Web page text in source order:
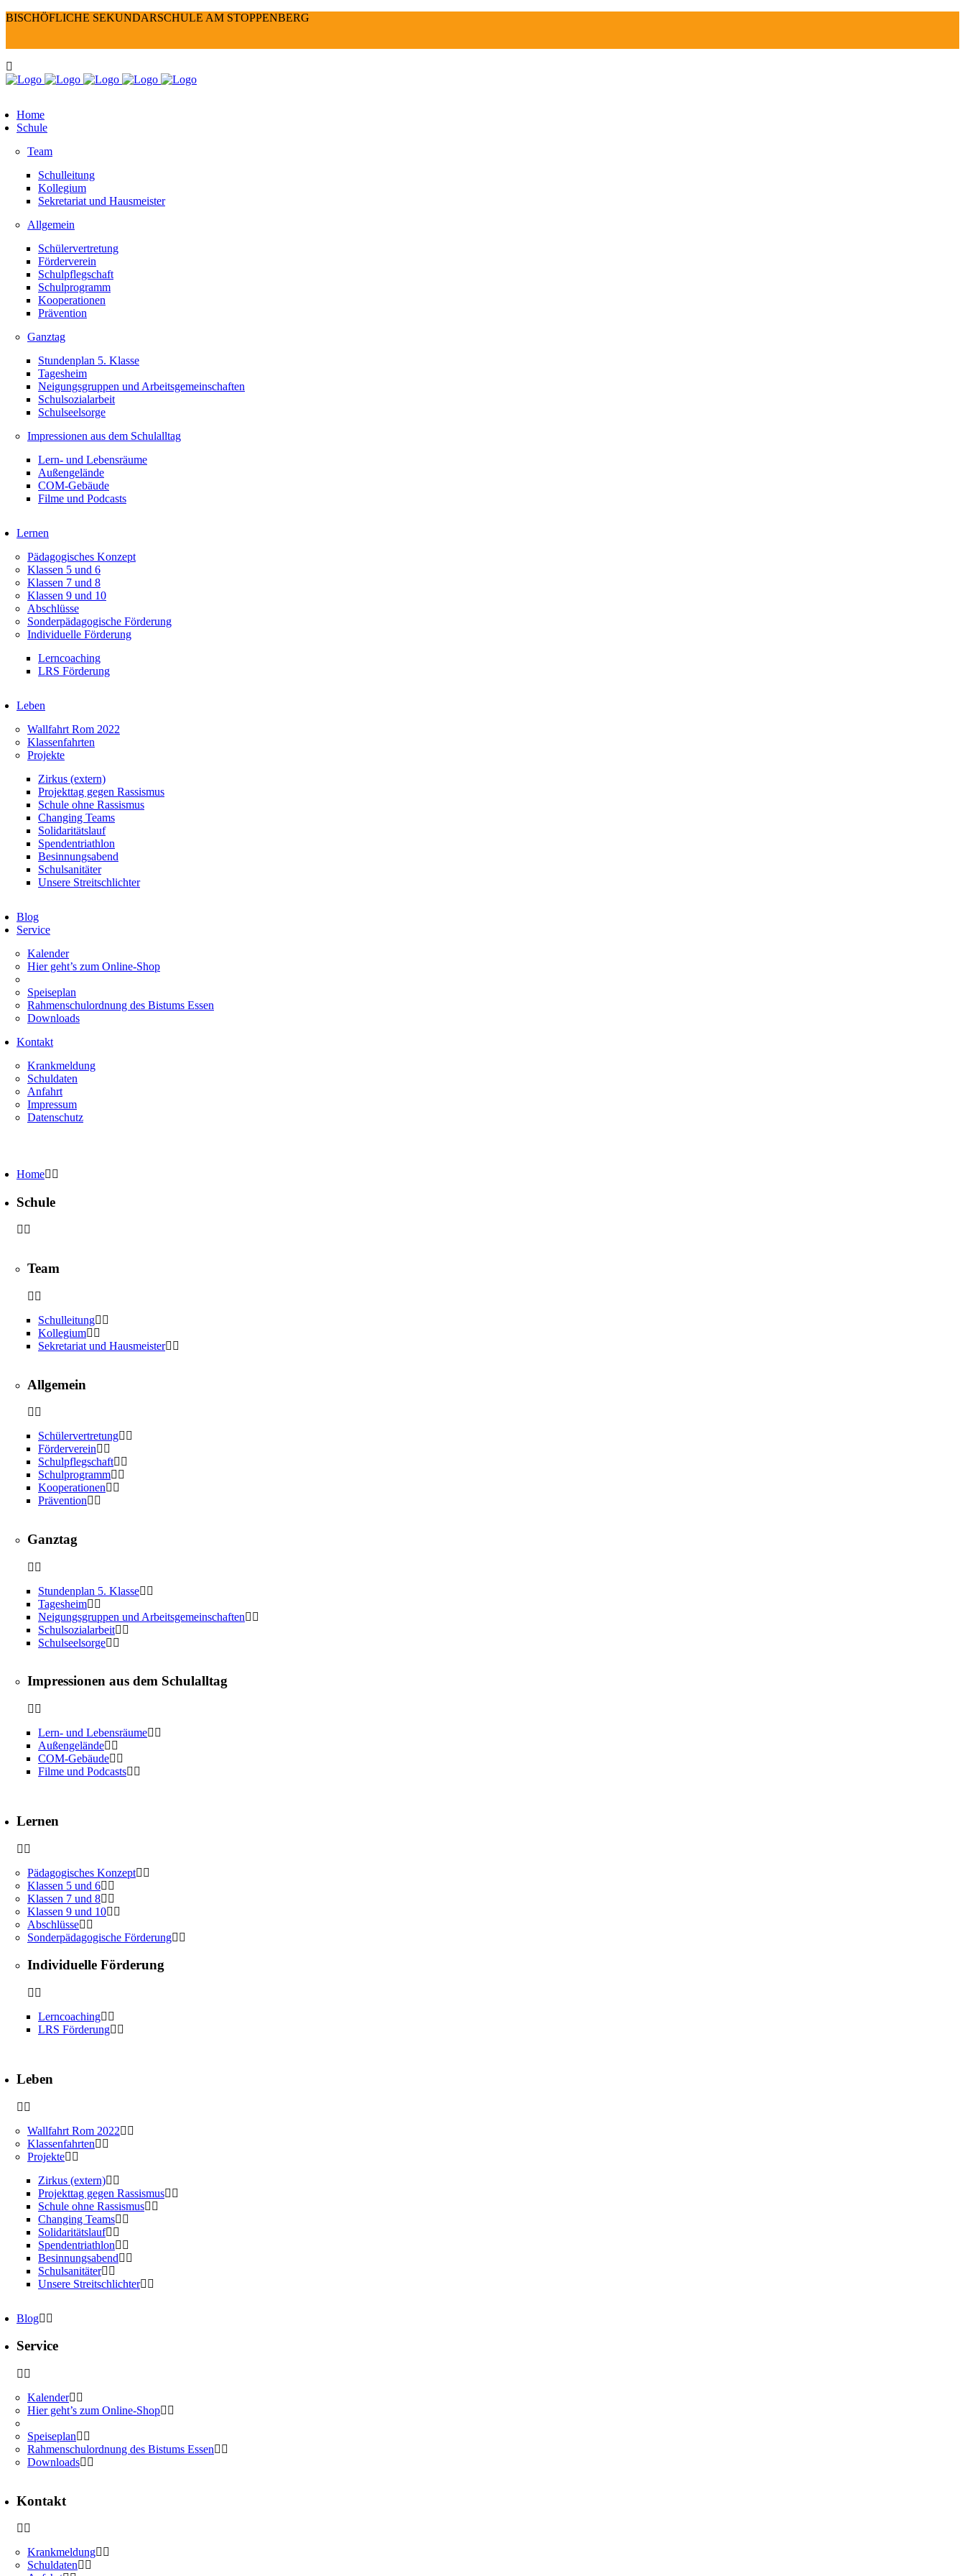
BISCHÖFLICHE SEKUNDARSCHULE AM STOPPENBERG
Home
Schule
Team
Schulleitung
Kollegium
Sekretariat und Hausmeister
Allgemein
Schülervertretung
Förderverein
Schulpflegschaft
Schulprogramm
Kooperationen
Prävention
Ganztag
Stundenplan 5. Klasse
Tagesheim
Neigungsgruppen und Arbeitsgemeinschaften
Schulsozialarbeit
Schulseelsorge
Impressionen aus dem Schulalltag
Lern- und Lebensräume
Außengelände
COM-Gebäude
Filme und Podcasts
Lernen
Pädagogisches Konzept
Klassen 5 und 6
Klassen 7 und 8
Klassen 9 und 10
Abschlüsse
Sonderpädagogische Förderung
Individuelle Förderung
Lerncoaching
LRS Förderung
Leben
Wallfahrt Rom 2022
Klassenfahrten
Projekte
Zirkus (extern)
Projekttag gegen Rassismus
Schule ohne Rassismus
Changing Teams
Solidaritätslauf
Spendentriathlon
Besinnungsabend
Schulsanitäter
Unsere Streitschlichter
Blog
Service
Kalender
Hier geht’s zum Online-Shop
Speiseplan
Rahmenschulordnung des Bistums Essen
Downloads
Kontakt
Krankmeldung
Schuldaten
Anfahrt
Impressum
Datenschutz
Home
Schule
Team
Schulleitung
Kollegium
Sekretariat und Hausmeister
Allgemein
Schülervertretung
Förderverein
Schulpflegschaft
Schulprogramm
Kooperationen
Prävention
Ganztag
Stundenplan 5. Klasse
Tagesheim
Neigungsgruppen und Arbeitsgemeinschaften
Schulsozialarbeit
Schulseelsorge
Impressionen aus dem Schulalltag
Lern- und Lebensräume
Außengelände
COM-Gebäude
Filme und Podcasts
Lernen
Pädagogisches Konzept
Klassen 5 und 6
Klassen 7 und 8
Klassen 9 und 10
Abschlüsse
Sonderpädagogische Förderung
Individuelle Förderung
Lerncoaching
LRS Förderung
Leben
Wallfahrt Rom 2022
Klassenfahrten
Projekte
Zirkus (extern)
Projekttag gegen Rassismus
Schule ohne Rassismus
Changing Teams
Solidaritätslauf
Spendentriathlon
Besinnungsabend
Schulsanitäter
Unsere Streitschlichter
Blog
Service
Kalender
Hier geht’s zum Online-Shop
Speiseplan
Rahmenschulordnung des Bistums Essen
Downloads
Kontakt
Krankmeldung
Schuldaten